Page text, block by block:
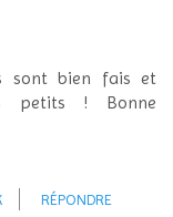
sont bien fais et
petits ! Bonne
RÉPONDRE